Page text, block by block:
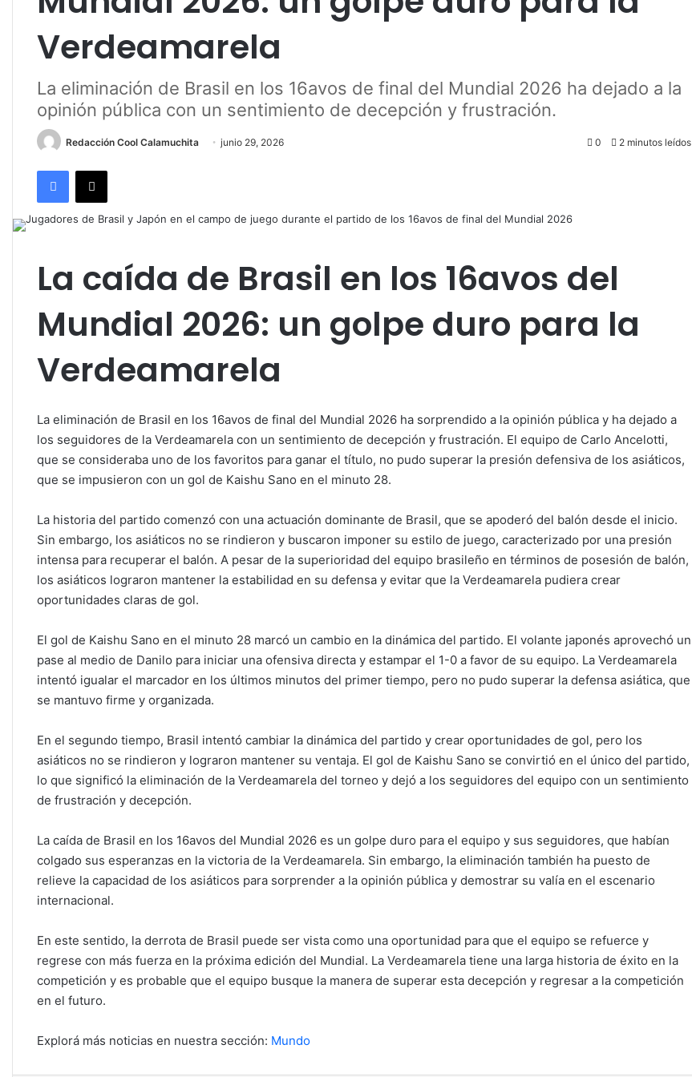
Verdeamarela
La eliminación de Brasil en los 16avos de final del Mundial 2026 ha dejado a la
opinión pública con un sentimiento de decepción y frustración.
Redacción Cool Calamuchita junio 29, 2026 0 2 minutos leídos
Facebook
X
La caída de Brasil en los 16avos del
Mundial 2026: un golpe duro para la
Verdeamarela
La eliminación de Brasil en los 16avos de final del Mundial 2026 ha sorprendido a la opinión pública y ha dejado a
los seguidores de la Verdeamarela con un sentimiento de decepción y frustración. El equipo de Carlo Ancelotti,
que se consideraba uno de los favoritos para ganar el título, no pudo superar la presión defensiva de los asiáticos,
que se impusieron con un gol de Kaishu Sano en el minuto 28.
La historia del partido comenzó con una actuación dominante de Brasil, que se apoderó del balón desde el inicio.
Sin embargo, los asiáticos no se rindieron y buscaron imponer su estilo de juego, caracterizado por una presión
intensa para recuperar el balón. A pesar de la superioridad del equipo brasileño en términos de posesión de balón,
los asiáticos lograron mantener la estabilidad en su defensa y evitar que la Verdeamarela pudiera crear
oportunidades claras de gol.
El gol de Kaishu Sano en el minuto 28 marcó un cambio en la dinámica del partido. El volante japonés aprovechó un
pase al medio de Danilo para iniciar una ofensiva directa y estampar el 1-0 a favor de su equipo. La Verdeamarela
intentó igualar el marcador en los últimos minutos del primer tiempo, pero no pudo superar la defensa asiática, que
se mantuvo firme y organizada.
En el segundo tiempo, Brasil intentó cambiar la dinámica del partido y crear oportunidades de gol, pero los
asiáticos no se rindieron y lograron mantener su ventaja. El gol de Kaishu Sano se convirtió en el único del partido,
lo que significó la eliminación de la Verdeamarela del torneo y dejó a los seguidores del equipo con un sentimiento
de frustración y decepción.
La caída de Brasil en los 16avos del Mundial 2026 es un golpe duro para el equipo y sus seguidores, que habían
colgado sus esperanzas en la victoria de la Verdeamarela. Sin embargo, la eliminación también ha puesto de
relieve la capacidad de los asiáticos para sorprender a la opinión pública y demostrar su valía en el escenario
internacional.
En este sentido, la derrota de Brasil puede ser vista como una oportunidad para que el equipo se refuerce y
regrese con más fuerza en la próxima edición del Mundial. La Verdeamarela tiene una larga historia de éxito en la
competición y es probable que el equipo busque la manera de superar esta decepción y regresar a la competición
en el futuro.
Explorá más noticias en nuestra sección: Mundo